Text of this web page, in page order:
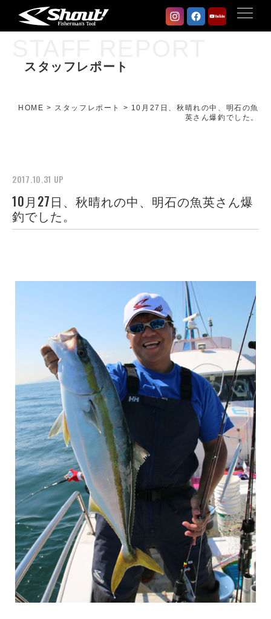
スタッフレポート
HOME > スタッフレポート > 10月27日、秋晴れの中、明石の魚
英さん爆釣でした。
2017.10.31 UP
10月27日、秋晴れの中、明石の魚英さん爆
釣でした。